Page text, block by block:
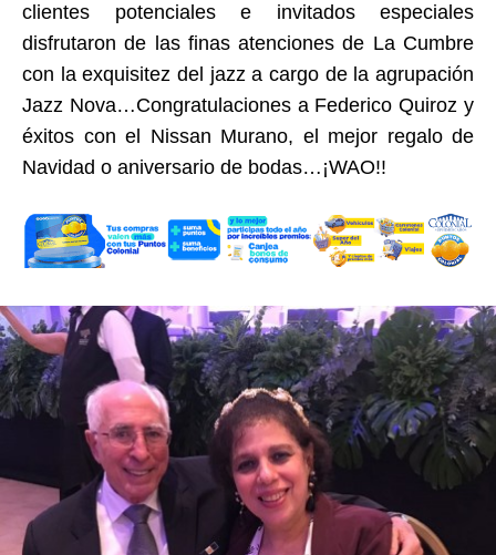
clientes potenciales e invitados especiales
disfrutaron de las finas atenciones de La Cumbre
con la exquisitez del jazz a cargo de la agrupación
Jazz Nova…Congratulaciones a Federico Quiroz y
éxitos con el Nissan Murano, el mejor regalo de
Navidad o aniversario de bodas…¡WAO!!